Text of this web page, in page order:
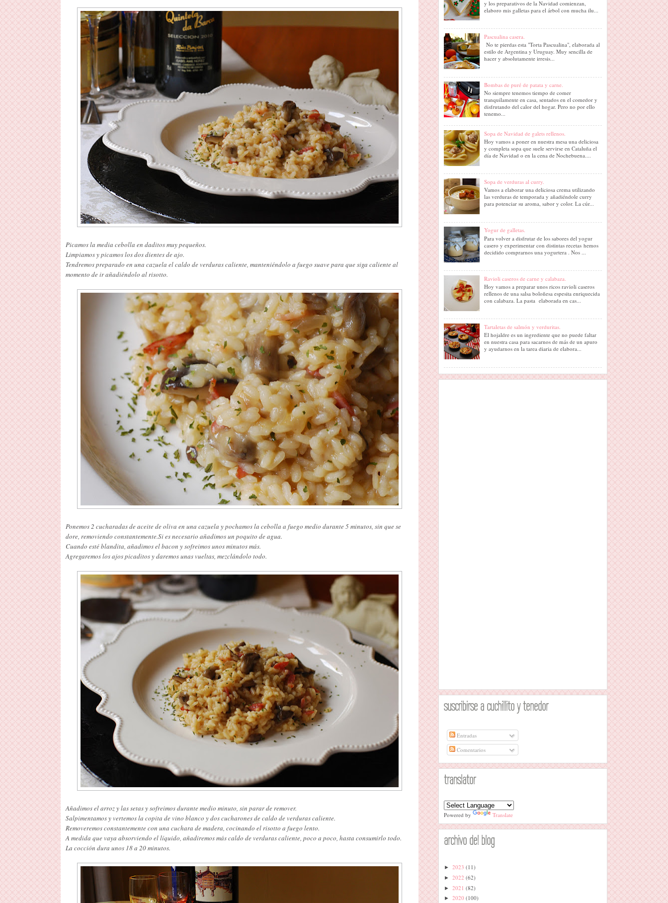
Picamos la media cebolla en daditos muy pequeños.
Limpiamos y picamos los dos dientes de ajo.
Tendremos preparado en una cazuela el caldo de verduras caliente, manteniéndolo a fuego suave para que siga caliente al
momento de ir añadiéndolo al risotto.
Ponemos 2 cucharadas de aceite de oliva en una cazuela y pochamos la cebolla a fuego medio durante 5 minutos, sin que se
dore, removiendo constantemente.Si es necesario añadimos un poquito de agua.
Cuando esté blandita, añadimos el bacon y sofreimos unos minutos más.
Agregaremos los ajos picaditos y daremos unas vueltas, mezclándolo todo.
Añadimos el arroz y las setas y sofreimos durante medio minuto, sin parar de remover.
Salpimentamos y vertemos la copita de vino blanco y dos cucharones de caldo de verduras caliente.
Removeremos constantemente con una cuchara de madera, cocinando el risotto a fuego lento.
A medida que vaya absorviendo el líquido, añadiremos más caldo de verduras caliente, poco a poco, hasta consumirlo todo.
La cocción dura unos 18 a 20 minutos.
y los preparativos de la Navidad comienzan,
elaboro mis galletas para el árbol con mucha ilu...
Pascualina casera.
No te pierdas esta "Torta Pascualina", elaborada al
estilo de Argentina y Uruguay. Muy sencilla de
hacer y absolutamente irresis...
Bombas de puré de patata y carne.
No siempre tenemos tiempo de comer
tranquilamente en casa, sentados en el comedor y
disfrutando del calor del hogar. Pero no por ello
tenemo...
Sopa de Navidad de galets rellenos.
Hoy vamos a poner en nuestra mesa una deliciosa
y completa sopa que suele servirse en Cataluña el
día de Navidad o en la cena de Nochebuena....
Sopa de verduras al curry.
Vamos a elaborar una deliciosa crema utilizando
las verduras de temporada y añadiéndole curry
para potenciar su aroma, sabor y color. La cúr...
Yogur de galletas.
Para volver a disfrutar de los sabores del yogur
casero y experimentar con distintas recetas hemos
decidido comprarnos una yogurtera . Nos ...
Ravioli caseros de carne y calabaza.
Hoy vamos a preparar unos ricos ravioli caseros
rellenos de una salsa boloñesa espesita enriquecida
con calabaza. La pasta elaborada en cas...
Tartaletas de salmón y verduritas.
El hojaldre es un ingrediente que no puede faltar
en nuestra casa para sacarnos de más de un apuro
y ayudarnos en la tarea diaria de elabora...
suscribirse a cuchillito y tenedor
Entradas
Comentarios
translator
Powered by Translate
archivo del blog
► 2023 (11)
► 2022 (62)
► 2021 (82)
► 2020 (100)